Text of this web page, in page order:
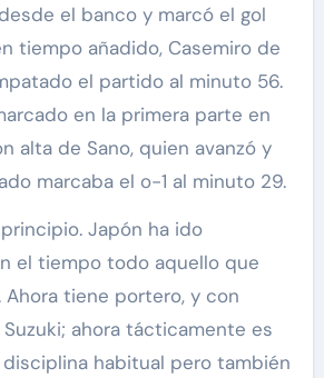
el banco y marcó el gol
tiempo añadido, Casemiro de
el partido al minuto 56.
en la primera parte en
alta de Sano, quien avanzó y
marcaba el o-1 al minuto 29.
Japón ha ido
el tiempo todo aquello que
tiene portero, y con
ahora tácticamente es
disciplina habitual pero también